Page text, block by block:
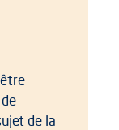
de la